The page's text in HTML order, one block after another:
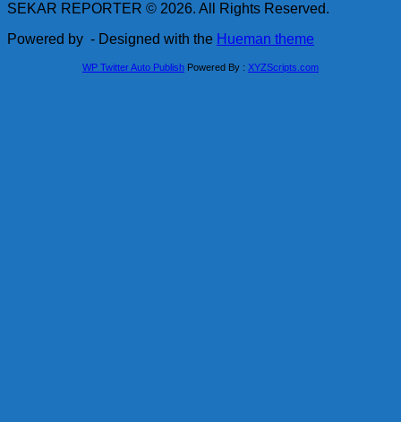
SEKAR REPORTER © 2026. All Rights Reserved.
Powered by - Designed with the Hueman theme
WP Twitter Auto Publish Powered By : XYZScripts.com